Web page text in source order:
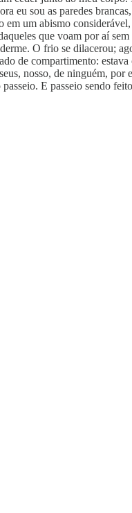
eu sou as paredes
um abismo
que voam por aí
O frio se dilacerou;
de compartimento:
nosso, de ninguém,
E passeio sendo